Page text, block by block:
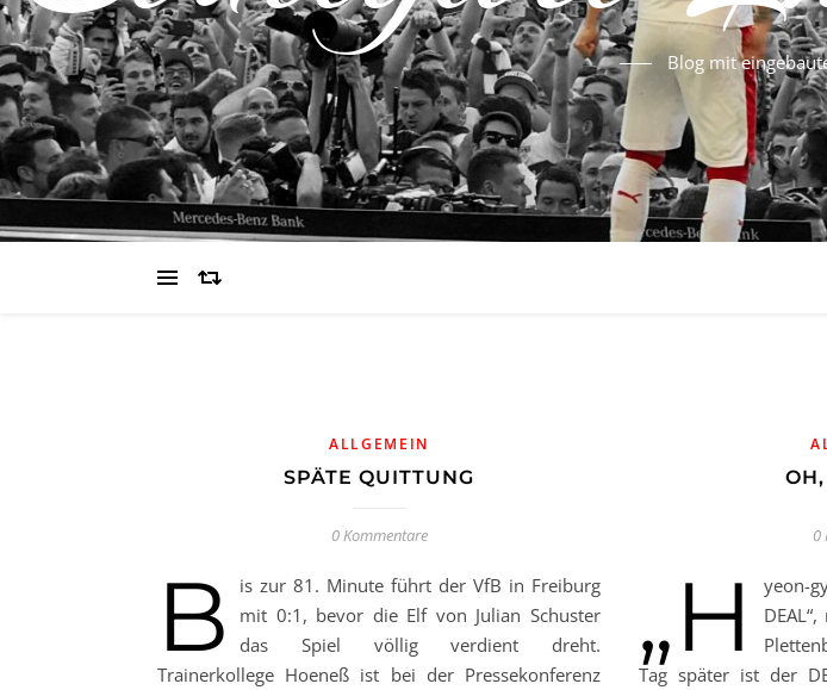
Blog mit
ALLGEMEIN
SPÄTE QUITTUNG
0 Kommentare
B
is zur 81. Minute führt der VfB in Freiburg
mit 0:1, bevor die Elf von Julian Schuster
das Spiel völlig verdient dreht.
Trainerkollege Hoeneß ist bei der Pressekonferenz
0
„H
yeon-
Tag später ist der